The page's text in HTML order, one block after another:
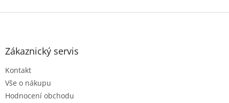
Z
Zákaznický servis
Kontakt
Vše o nákupu
Hodnocení obchodu